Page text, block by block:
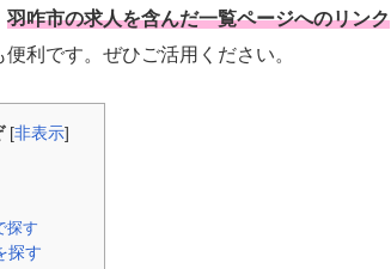
羽咋市の求人を含んだ一覧ページへのリンク
利です。ぜひご活用ください。
[非表示]
探す
探す